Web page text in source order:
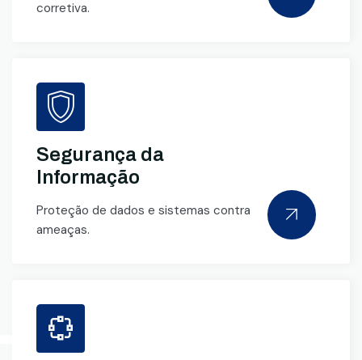
corretiva.
Segurança da
Informação
Proteção de dados e sistemas contra
ameaças.